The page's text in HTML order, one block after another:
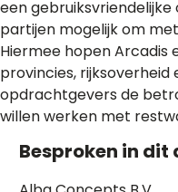
een
partijen mogelijk om
Hiermee hopen Arcadis
provincies,
opdrachtgevers de
willen werken met
Besproken in dit